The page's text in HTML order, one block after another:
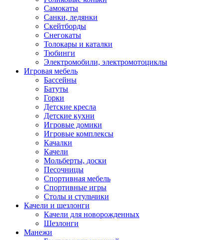
Самокаты
Санки, ледянки
Скейтборды
Снегокаты
Толокары и каталки
Тюбинги
Электромобили, электромотоциклы
Игровая мебель
Бассейны
Батуты
Горки
Детские кресла
Детские кухни
Игровые домики
Игровые комплексы
Качалки
Качели
Мольберты, доски
Песочницы
Спортивная мебель
Спортивные игры
Столы и стульчики
Качели и шезлонги
Качели для новорожденных
Шезлонги
Манежи